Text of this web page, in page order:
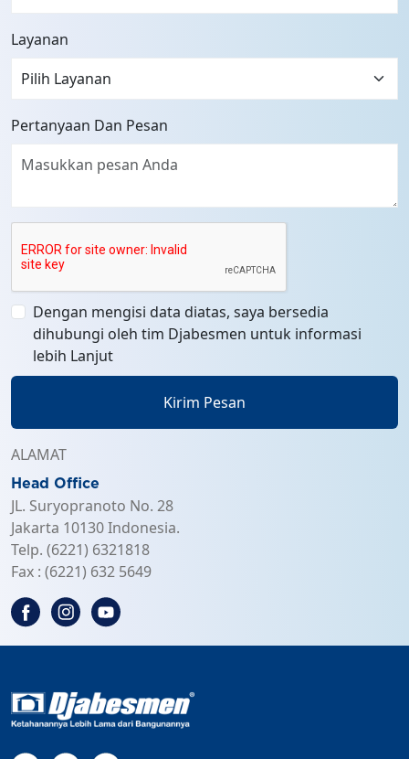
Layanan
Pertanyaan Dan Pesan
Dengan mengisi data diatas, saya bersedia
dihubungi oleh tim Djabesmen untuk informasi
lebih Lanjut
Kirim Pesan
ALAMAT
Head Office
JL. Suryopranoto No. 28
Jakarta 10130 Indonesia.
Telp. (6221) 6321818
Fax : (6221) 632 5649